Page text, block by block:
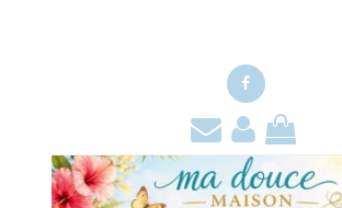
Facebook
Contact
MonMon